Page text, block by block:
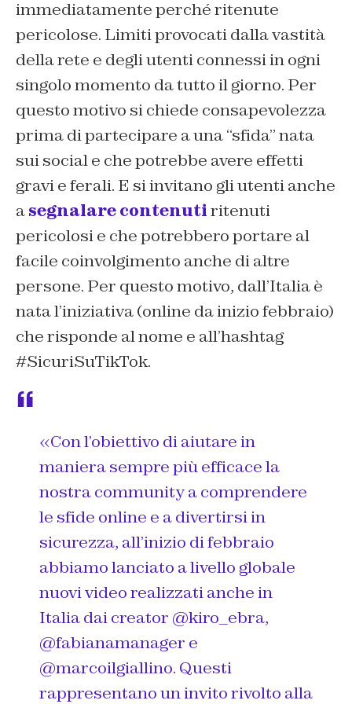
immediatamente perché ritenute
pericolose. Limiti provocati dalla vastità
della rete e degli utenti connessi in ogni
singolo momento da tutto il giorno. Per
questo motivo si chiede consapevolezza
prima di partecipare a una “sfida” nata
sui social e che potrebbe avere effetti
gravi e ferali. E si invitano gli utenti anche
asegnalare contenutiritenuti
pericolosi e che potrebbero portare al
facile coinvolgimento anche di altre
persone. Per questo motivo, dall’Italia è
nata l’iniziativa (online da inizio febbraio)
che risponde al nome e all’hashtag
#SicuriSuTikTok.
«Con l’obiettivo di aiutare in
maniera sempre più efficace la
nostra community a comprendere
le sfide online e a divertirsi in
sicurezza, all’inizio di febbraio
abbiamo lanciato a livello globale
nuovi video realizzati anche in
Italia dai creator @kiro_ebra,
@fabianamanager e
@marcoilgiallino. Questi
rappresentano un invito rivolto alla